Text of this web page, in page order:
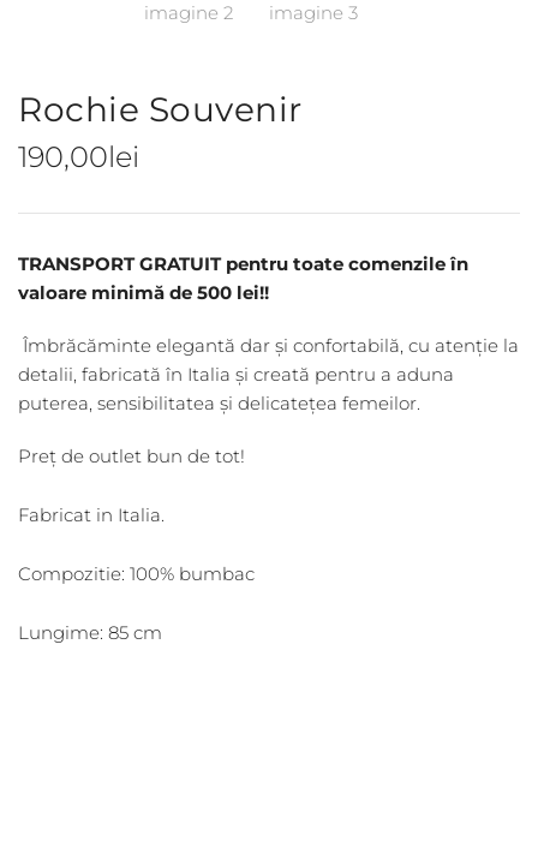
Rochie Souvenir
190,00lei
TRANSPORT GRATUIT pentru toate comenzile în
valoare minimă de 500 lei!!
Îmbrăcăminte elegantă dar și confortabilă, cu atenție la
detalii, fabricată în Italia și creată pentru a aduna
puterea, sensibilitatea și delicatețea femeilor.
Preț de outlet bun de tot!
Fabricat in Italia.
Compozitie: 100% bumbac
Lungime: 85 cm